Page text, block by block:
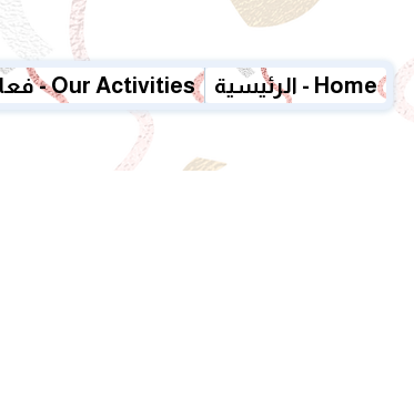
فعالياتنا - Our Activities الرئيسية - Home